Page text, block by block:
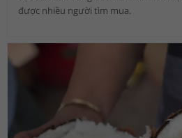
được nhiều người tìm mua.